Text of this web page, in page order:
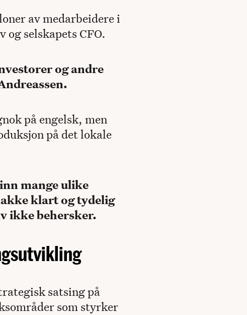
av medarbeidere i
selskapets CFO.
og andre
på engelsk, men
på det lokale
mange ulike
klart og tydelig
ikke behersker.
satsing på
som styrker